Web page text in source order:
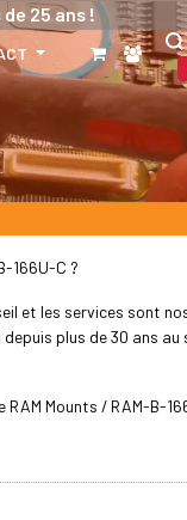
25 ans !
166U-C ?
et les services sont
plus de 30 ans au
Mounts / RAM-B-